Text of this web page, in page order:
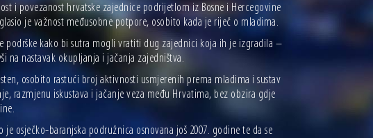
i povezanost hrvatske zajednice podrijetlom iz Bosne i Hercegovine
je važnost međusobne potpore, osobito kada je riječ o mladima.
kako bi sutra mogli vratiti dug zajednici koja ih je izgradila –
na nastavak okupljanja i jačanja zajedništva.
osobito rastući broj aktivnosti usmjerenih prema mladima i sustav
razmjenu iskustava i jačanje veza među Hrvatima, bez obzira gdje
osječko-baranjska podružnica osnovana još 2007. godine te da se